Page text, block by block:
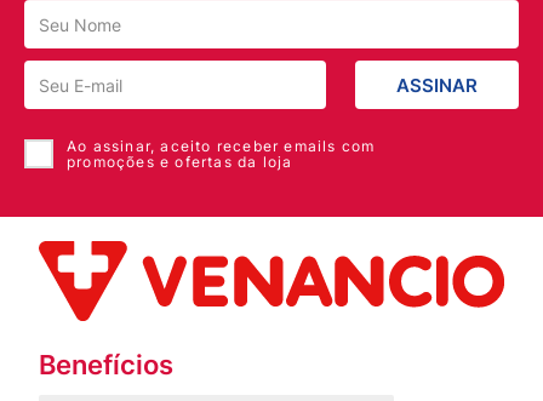
ASSINAR
Ao assinar, aceito receber emails com
promoções e ofertas da loja
Benefícios